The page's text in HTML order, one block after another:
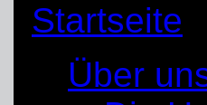
Startseite
Über